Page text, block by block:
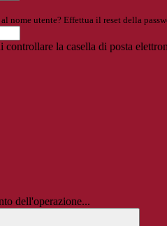
nome utente? Effettua il reset della
controllare la casella di posta
dell'operazione...